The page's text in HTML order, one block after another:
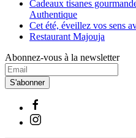
Cadeaux tisanes
Authentique
Cet été, éveillez vos sens
Restaurant Majouja
Abonnez-vous à la newsletter
S'abonner